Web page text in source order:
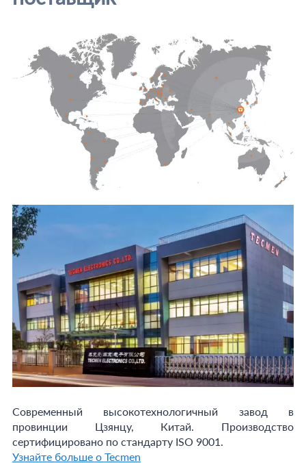
Современный высокотехнологичный завод в
провинции Цзянцу, Китай. Производство
сертифицировано по стандарту ISO 9001.
Узнайте больше о Tecmen